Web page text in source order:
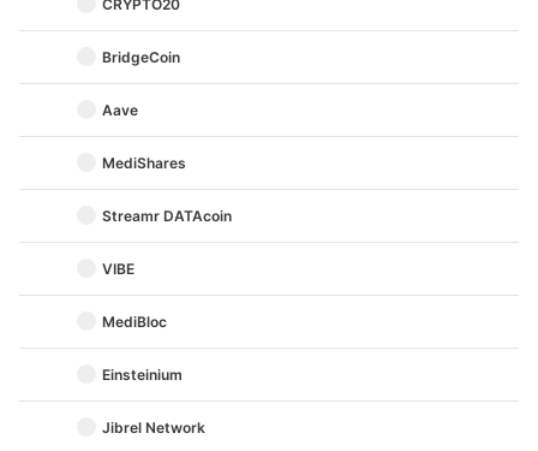
CRYPTO20
BridgeCoin
Aave
MediShares
Streamr DATAcoin
VIBE
MediBloc
Einsteinium
Jibrel Network